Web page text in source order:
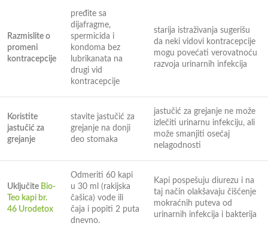
Razmislite o
promeni
kontracepcije
pređite sa
dijafragme,
spermicida i
kondoma bez
lubrikanata na
drugi vid
kontracepcije
starija istraživanja sugerišu
da neki vidovi kontracepcije
mogu povećati verovatnoću
razvoja urinarnih infekcija
Koristite
jastučić za
grejanje
stavite jastučić za
grejanje na donji
deo stomaka
jastučić za grejanje ne može
izlečiti urinarnu infekciju, ali
može smanjiti osećaj
nelagodnosti
Uključite Bio-
Teo kapi br.
46 Urodetox
Odmeriti 60 kapi
u 30 ml (rakijska
čašica) vode ili
čaja i popiti 2 puta
dnevno.
Kapi pospešuju diurezu i na
taj način olakšavaju čišćenje
mokraćnih puteva od
urinarnih infekcija i bakterija